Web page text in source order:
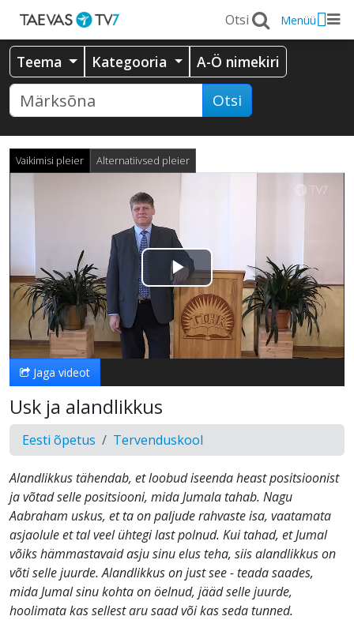
Menüü
Teema Kategooria A-Ö nimekiri
Otsi
Vaikimisi pleier Alternatiivsed pleier
Esita
video
Jaga videot
Usk ja alandlikkus
Eesti õpetus Tervenduskool
Alandlikkus tähendab, et loobud iseenda heast positsioonist
ja võtad selle positsiooni, mida Jumala tahab. Nagu
Aabraham uskus, et ta on paljude rahvaste isa, vaatamata
asjaolule et tal veel ühtegi last polnud. Kui tahad, et Jumal
võiks hämmastavaid asju sinu elus teha, siis alandlikkus on
võti selle juurde. Alandlikkus on just see - teada saades,
mida Jumal sinu kohta on öelnud, jääd selle juurde,
hoolimata kas sellest aru saad või kas seda tunned.